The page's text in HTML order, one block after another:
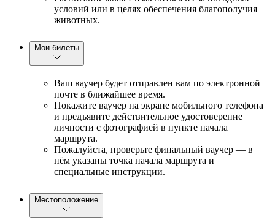
условий или в целях обеспечения благополучия
животных.
Мои билеты
Ваш ваучер будет отправлен вам по электронной
почте в ближайшее время.
Покажите ваучер на экране мобильного телефона
и предъявите действительное удостоверение
личности с фотографией в пункте начала
маршрута.
Пожалуйста, проверьте финальный ваучер — в
нём указаны точка начала маршрута и
специальные инструкции.
Местоположение